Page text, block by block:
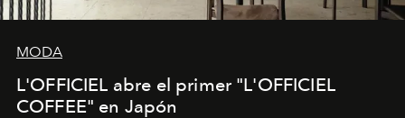
MODA
L'OFFICIEL abre el primer "L'OFFICIEL
COFFEE" en Japón